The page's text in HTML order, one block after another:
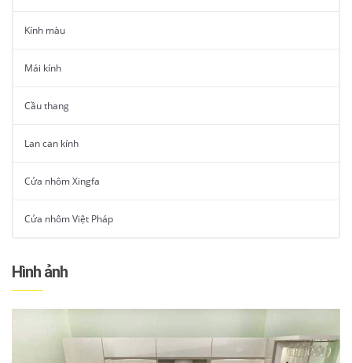
Kính màu
Mái kính
Cầu thang
Lan can kính
Cửa nhôm Xingfa
Cửa nhôm Việt Pháp
Hình ảnh